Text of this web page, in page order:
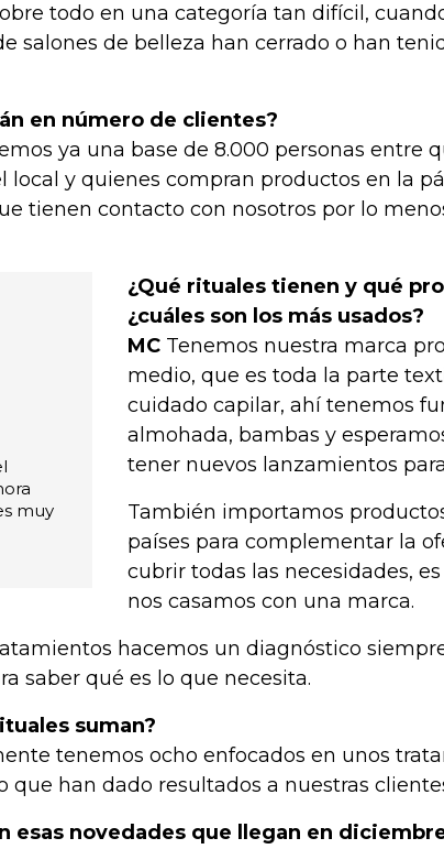
todo en una categoría tan difícil,
salones de belleza han cerrado o han
en número de clientes?
ya una base de 8.000 personas entre
local y quienes compran productos en la
tienen contacto con nosotros por lo
muy
¿Qué rituales tienen y qué
¿cuáles son los más usados?
MC Tenemos nuestra marca
medio, que es toda la parte
cuidado capilar, ahí tenemos
almohada, bambas y
tener nuevos lanzamientos
También importamos
países para complementar la
cubrir todas las necesidades,
nos casamos con una marca.
hacemos un diagnóstico
saber qué es lo que necesita.
suman?
tenemos ocho enfocados en unos
que han dado resultados a nuestras
esas novedades que llegan en